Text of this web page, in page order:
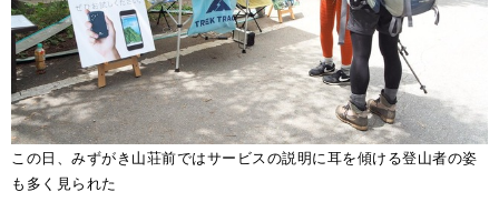
この日、みずがき山荘前ではサービスの説明に耳を傾ける登山者の姿
も多く見られた